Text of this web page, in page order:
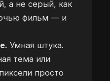
а не серый, как
фильм — и
Умная штука.
тема или
просто